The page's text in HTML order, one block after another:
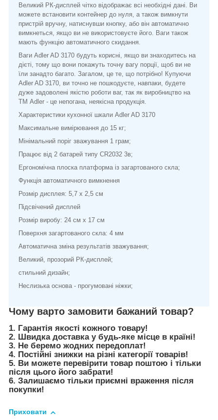
Великий РК-дисплей чітко відображає всі необхідні дані. Ви
можете встановити контейнер до нуля, а також вимкнути
пристрій вручну, натиснувши кнопку, або він автоматично
вимкнеться, якщо ви не використовуєте його. Ваги також
мають функцію автоматичного скидання.
Ваги Adler AD 3170 будуть корисні, якщо ви знаходитесь на
дієті, тому що вони покажуть точну вагу порції, щоб ви не
їли занадто багато. Загалом, це те, що потрібно! Купуючи
Adler AD 3170, ви точно не пошкодуєте, навпаки, будете
дуже задоволені якістю роботи ваг, так як виробництво на
ТМ Adler - це непогана, неякісна продукція.
Характеристики кухонної шкали Adler AD 3170
Максимальне вимірювання до 15 кг;
Мінімальний поріг зважування 1 грам;
Працює від 2 батарей типу CR2032 3в;
Ергономічна плоска платформа із загартованого скла;
Функція автоматичного вимкнення
Розмір дисплея: 5,7 х 2,5 см
Підсвічений дисплей
Розмір виробу: 24 см х 17 см
Поверхня загартованого скла: 4 мм
Автоматична зміна результатів зважування;
Великий, прозорий РК-дисплей;
стильний дизайн;
Неслизька основа - прогумовані ніжки;
Чому варто замовити бажаний товар?
1. Гарантія якості кожного товару!
2. Швидка доставка у будь-яке місце в країні!
3. Не беремо жодних передоплат!
4. Постійні знижки на різні категорії товарів!
5. Ви можете перевірити товар поштою і тільки
після цього його забрати!
6. Залишаємо тільки приємні враження після
покупки!
Приховати